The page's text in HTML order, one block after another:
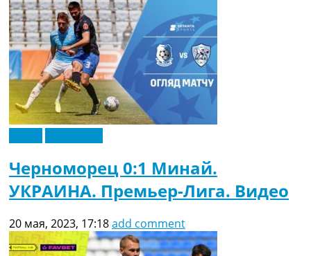
Черноморец 0:1 Минай.
УКРАИНА. Премьер-Лига. Видео
20 мая, 2023, 17:18add comment